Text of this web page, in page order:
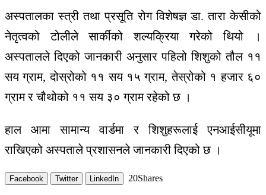
अस्पतालका स्त्री तथा प्रसूति रोग विशेषज्ञ डा. तारा केसीको
नेतृत्वको टोलीले सार्कीको शल्यक्रिया गरेको थियो ।
अस्पतालले दिएको जानकारी अनुसार पहिलो शिशुको तौल ११
सय ग्राम, दोस्रोको ११ सय १५ ग्राम, तेस्रोको १ हजार ६०
ग्राम र चौथोको ११ सय ३० ग्राम रहेको छ ।
हाल आमा सामान्य वार्डमा र शिशुहरूलाई एनआईसीयूमा
राखिएको अस्पताले प्रशासनले जानकारी दिएको छ ।
Facebook Twitter LinkedIn 20Shares